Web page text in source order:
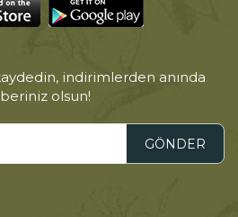
indirimlerden anında
olsun!
GÖNDER